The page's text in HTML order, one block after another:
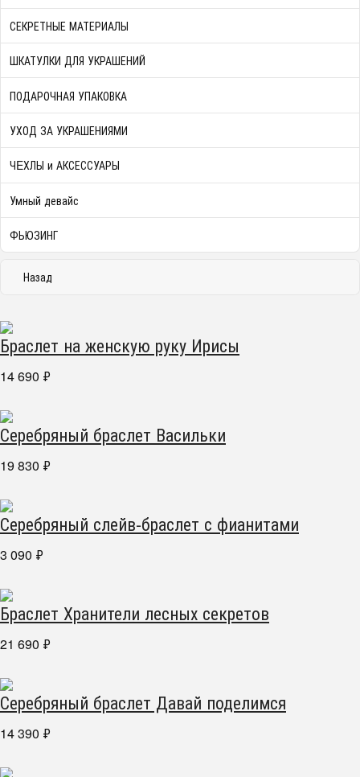
СЕКРЕТНЫЕ МАТЕРИАЛЫ
ШКАТУЛКИ ДЛЯ УКРАШЕНИЙ
ПОДАРОЧНАЯ УПАКОВКА
УХОД ЗА УКРАШЕНИЯМИ
ЧEХЛЫ и АКСЕССУАРЫ
Умный девайс
ФЬЮЗИНГ
Назад
Браслет на женскую руку Ирисы
14 690 ₽
Серебряный браслет Васильки
19 830 ₽
Серебряный слейв-браслет с фианитами
3 090 ₽
Браслет Хранители лесных секретов
21 690 ₽
Серебряный браслет Давай поделимся
14 390 ₽